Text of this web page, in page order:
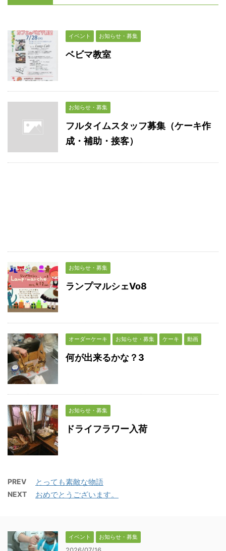
イベント お知らせ・募集
ベビマ教室
お知らせ・募集
フルタイムスタッフ募集（ケーキ作
成・補助・接客）
お知らせ・募集
ランプマルシェVo8
オーダーケーキ お知らせ・募集 ケーキ 動画
何が出来るかな？3
お知らせ・募集
ドライフラワー入荷
PREV とっても素敵な物語
NEXT おめでとうございます。
イベント お知らせ・募集